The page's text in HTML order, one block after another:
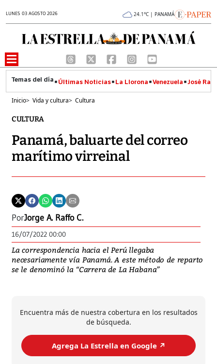
LUNES 03 AGOSTO 2026 24.1°C | PANAMÁ
Últimas Noticias La Llorona Venezuela José
Inicio> Vida y cultura> Cultura
CULTURA
Panamá, baluarte del correo
marítimo virreinal
PorJorge A. Raffo C.
16/07/2022 00:00
La correspondencia hacia el Perú llegaba
necesariamente vía Panamá. A este método de reparto
se le denominó la “Carrera de La Habana”
Encuentra más de nuestra cobertura en los resultados
de búsqueda.
Agrega La Estrella en Google ↗️